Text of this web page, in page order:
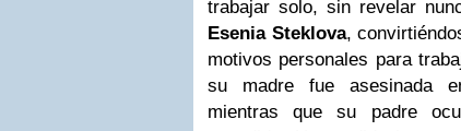
trabajar solo, sin revelar
Esenia Steklova,
motivos personales para
su madre fue asesinada
mientras que su padre